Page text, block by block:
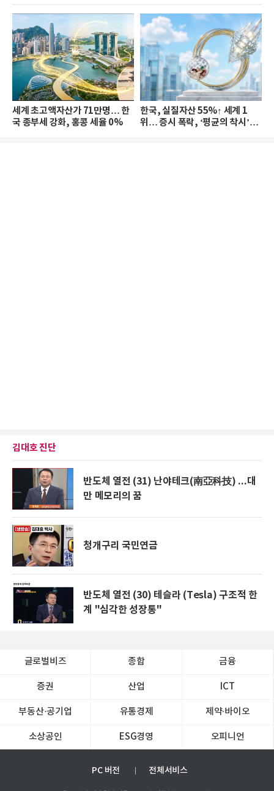
세계 초고액자산가 71만명… 한
국 종부세 강화, 홍콩 세율 0%
한국, 실질자산 55%↑ 세계 1
위… 증시 폭락, ‘평균의 착시’와
김대호 진단
반도체 열전 (31) 난야테크(南亞科技) ...대
만 메모리의 꿈
청개구리 국민연금
반도체 열전 (30) 테슬라 (Tesla) 구조적 한
계 "심각한 성장통"
글로벌비즈 종합 금융
증권 산업 ICT
부동산·공기업 유통경제 제약∙바이오
소상공인 ESG경영 오피니언
PC 버전 전체서비스